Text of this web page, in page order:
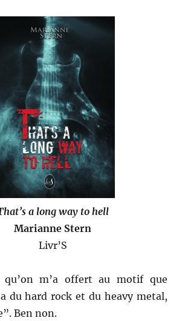
Woo
a long way to hell
Marianne Stern
Livr’S
qu’on m’a offert au motif que
du hard rock et du heavy metal,
Ben non.